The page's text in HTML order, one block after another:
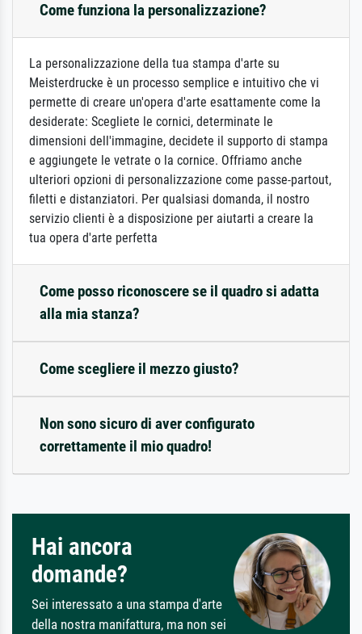
Come funziona la personalizzazione?
La personalizzazione della tua stampa d'arte su
Meisterdrucke è un processo semplice e intuitivo che vi
permette di creare un'opera d'arte esattamente come la
desiderate: Scegliete le cornici, determinate le
dimensioni dell'immagine, decidete il supporto di stampa
e aggiungete le vetrate o la cornice. Offriamo anche
ulteriori opzioni di personalizzazione come passe-partout,
filetti e distanziatori. Per qualsiasi domanda, il nostro
servizio clienti è a disposizione per aiutarti a creare la
tua opera d'arte perfetta
Come posso riconoscere se il quadro si adatta
alla mia stanza?
Come scegliere il mezzo giusto?
Non sono sicuro di aver configurato
correttamente il mio quadro!
Hai ancora
domande?
Sei interessato a una stampa d'arte
della nostra manifattura, ma non sei